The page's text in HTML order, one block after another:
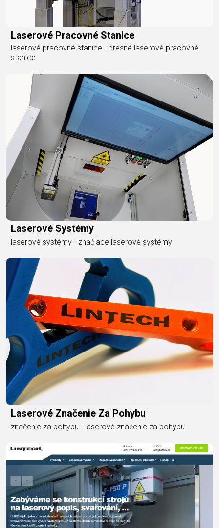
Laserové Pracovné Stanice
laserové pracovné stanice - presné laserové pracovné
stanice
Laserové Systémy
laserové systémy - značiace laserové systémy
Laserové Značenie Za Pohybu
značenie za pohybu - laserové značenie za pohybu